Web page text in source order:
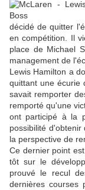
décidé de quitter
en compétition. Il
place de Michael
management de
Lewis Hamilton a
quittant une écurie
savait remporter
remporté qu'une
ont participé à la
possibilité
la perspective de
Ce dernier point
tôt sur le
prouvé le recul
dernières